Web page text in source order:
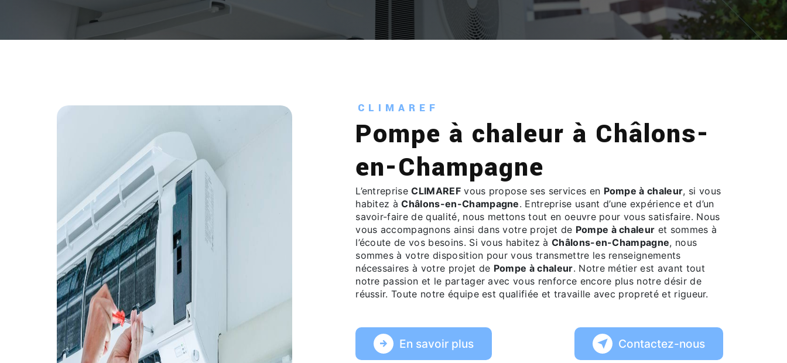
CLIMAREF
Pompe à chaleur à Châlons-
en-Champagne
L’entrepriseCLIMAREFvous propose ses services en Pompe à chaleur, si vous
habitez àChâlons-en-Champagne. Entreprise usant d’une expérience et d’un
savoir-faire de qualité, nous mettons tout en oeuvre pour vous satisfaire. Nous
vous accompagnons ainsi dans votre projet de Pompe à chaleur et sommes à
l’écoute de vos besoins. Si vous habitez à Châlons-en-Champagne, nous
sommes à votre disposition pour vous transmettre les renseignements
nécessaires à votre projet de Pompe à chaleur. Notre métier est avant tout
notre passion et le partager avec vous renforce encore plus notre désir de
réussir. Toute notre équipe est qualifiée et travaille avec propreté et rigueur.
En savoir plus Contactez-nous